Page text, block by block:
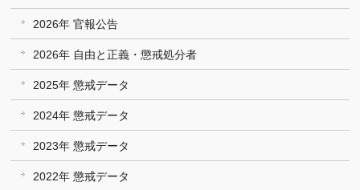
2026年 官報公告
2026年 自由と正義・懲戒処分者
2025年 懲戒データ
2024年 懲戒データ
2023年 懲戒データ
2022年 懲戒データ